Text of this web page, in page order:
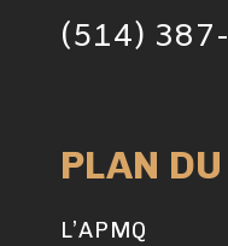
(514)
PLAN
L’APMQ